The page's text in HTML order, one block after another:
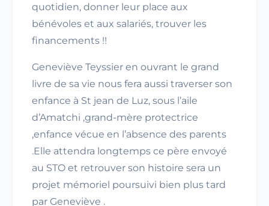
quotidien, donner leur place aux
bénévoles et aux salariés, trouver les
financements !!
Geneviève Teyssier en ouvrant le grand
livre de sa vie nous fera aussi traverser son
enfance à St jean de Luz, sous l’aile
d’Amatchi ,grand-mère protectrice
,enfance vécue en l’absence des parents
.Elle attendra longtemps ce père envoyé
au STO et retrouver son histoire sera un
projet mémoriel poursuivi bien plus tard
par Geneviève .